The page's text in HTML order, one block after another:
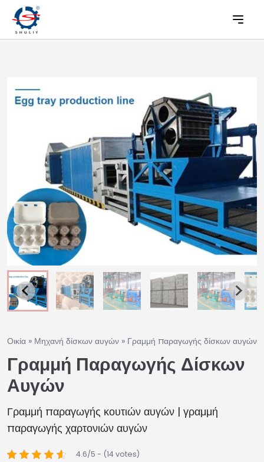
Οικία » Μηχανή δίσκων αυγών » Γραμμή παραγωγής δίσκων αυγών
Γραμμή Παραγωγής Δίσκων
Αυγών
Γραμμή παραγωγής κουτιών αυγών | γραμμή
παραγωγής χαρτονιών αυγών
4.6/5 - (14 votes)